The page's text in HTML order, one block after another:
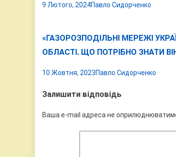
9 Лютого, 2024Павло Сидорченко
«ГАЗОРОЗПОДІЛЬНІ МЕРЕЖІ
ОБЛАСТІ. ЩО ПОТРІБНО ЗНАТИ
10 Жовтня, 2023Павло Сидорченко
Залишити відповідь
Ваша e-mail адреса не